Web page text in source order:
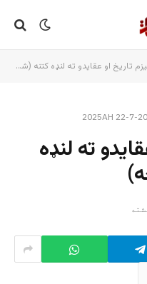
تاریخ او عقایدو ته لنډه کتنه (شپاړلسمه برخه)
ته لنډه